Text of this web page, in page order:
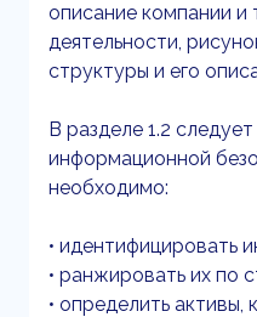
описание компании и
деятельности,
структуры и его
В разделе 1.2
информационной
необходимо:
• идентифицировать
• ранжировать их по
• определить активы,